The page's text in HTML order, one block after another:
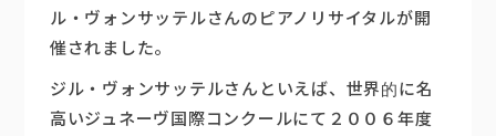
イベント情報
楽器販売
ル・ヴォンサッテルさんのピアノリサイタルが開
催されました。
ジル・ヴォンサッテルさんといえば、世界的に名
高いジュネーヴ国際コンクールにて２００６年度